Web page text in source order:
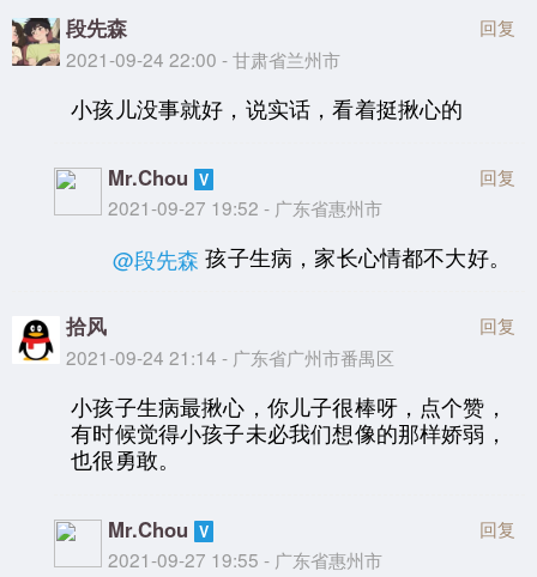
段先森
2021-09-24 22:00 - 甘肃省兰州市
回复
小孩儿没事就好，说实话，看着挺揪心的
Mr.Chou
2021-09-27 19:52 - 广东省惠州市
回复
@段先森 孩子生病，家长心情都不大好。
拾风
2021-09-24 21:14 - 广东省广州市番禺区
回复
小孩子生病最揪心，你儿子很棒呀，点个赞，
有时候觉得小孩子未必我们想像的那样娇弱，
也很勇敢。
Mr.Chou
2021-09-27 19:55 - 广东省惠州市
回复